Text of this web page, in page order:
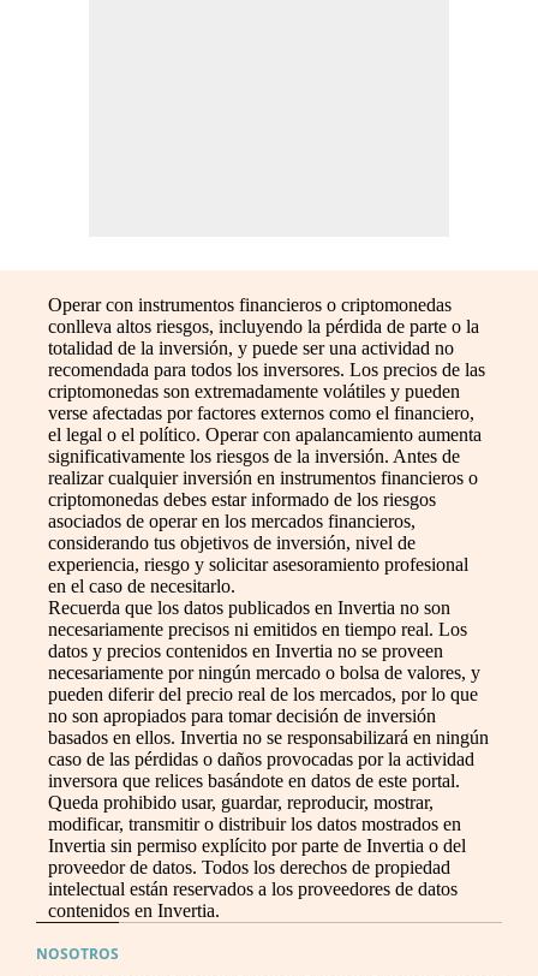
Operar con instrumentos financieros o criptomonedas
conlleva altos riesgos, incluyendo la pérdida de parte o la
totalidad de la inversión, y puede ser una actividad no
recomendada para todos los inversores. Los precios de las
criptomonedas son extremadamente volátiles y pueden
verse afectadas por factores externos como el financiero,
el legal o el político. Operar con apalancamiento aumenta
significativamente los riesgos de la inversión. Antes de
realizar cualquier inversión en instrumentos financieros o
criptomonedas debes estar informado de los riesgos
asociados de operar en los mercados financieros,
considerando tus objetivos de inversión, nivel de
experiencia, riesgo y solicitar asesoramiento profesional
en el caso de necesitarlo.
Recuerda que los datos publicados en Invertia no son
necesariamente precisos ni emitidos en tiempo real. Los
datos y precios contenidos en Invertia no se proveen
necesariamente por ningún mercado o bolsa de valores, y
pueden diferir del precio real de los mercados, por lo que
no son apropiados para tomar decisión de inversión
basados en ellos. Invertia no se responsabilizará en ningún
caso de las pérdidas o daños provocadas por la actividad
inversora que relices basándote en datos de este portal.
Queda prohibido usar, guardar, reproducir, mostrar,
modificar, transmitir o distribuir los datos mostrados en
Invertia sin permiso explícito por parte de Invertia o del
proveedor de datos. Todos los derechos de propiedad
intelectual están reservados a los proveedores de datos
contenidos en Invertia.
NOSOTROS